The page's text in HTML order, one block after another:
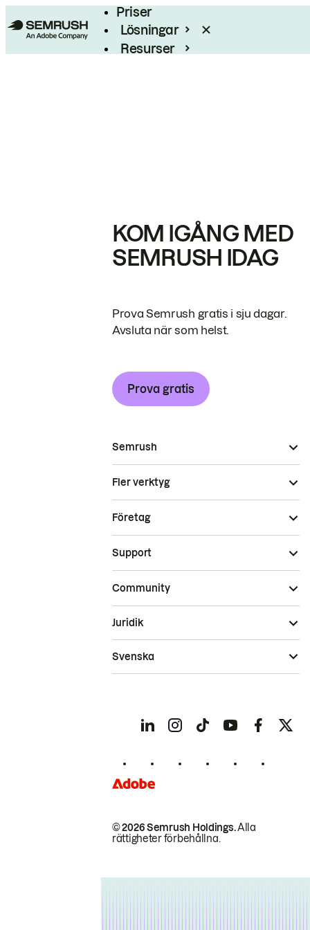
Priser
Lösningar
Resurser
KOM IGÅNG MED
SEMRUSH IDAG
Prova Semrush gratis i sju dagar.
Avsluta när som helst.
Prova gratis
Semrush
Fler verktyg
Företag
Support
Community
© 2026 Semrush Holdings.Alla
rättigheter förbehållna.
Juridik
Svenska